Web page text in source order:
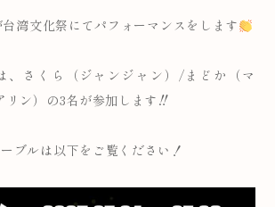
台湾文化祭にてパフォーマンスをします
、さくら（ジャンジャン）/まどか（マ
リン）の3名が参加します‼
ブルは以下をご覧ください！